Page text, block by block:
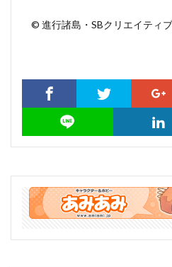
© 進行諸島・SBクリエイティ